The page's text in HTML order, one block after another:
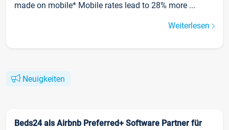
made on mobile* Mobile rates lead to 28% more ...
Weiterlesen
Neuigkeiten
Beds24 als Airbnb Preferred+ Software Partner für